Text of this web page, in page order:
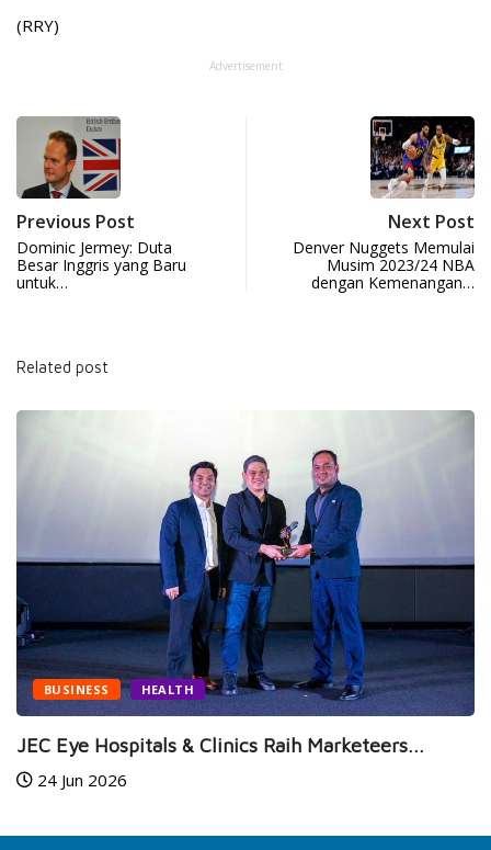
(RRY)
Advertisement
Previous Post
Dominic Jermey: Duta
Besar Inggris yang Baru
untuk…
Next Post
Denver Nuggets Memulai
Musim 2023/24 NBA
dengan Kemenangan…
Related post
BUSINESS HEALTH
JEC Eye Hospitals & Clinics Raih Marketeers...
24 Jun 2026